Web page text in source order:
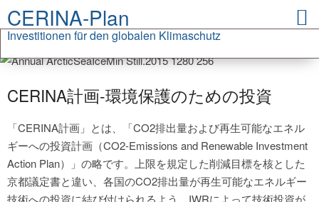
CERINA-Plan
Investitionen für den globalen Klimaschutz
CERINA計画‐環境保護のための投資
「CERINA計画」とは、「CO2排出量および再生可能なエネル
ギーへの投資計画（CO2-Emissions and Renewable Investment
Action Plan）」の略です。上限を規定した削減目標を核とした
京都議定書と違い、各国のCO2排出量が再生可能なエネルギー
技術への投資に結び付けられるよう、IWRによって技術投資が